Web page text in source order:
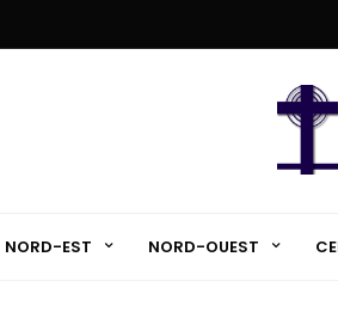
NORD-EST NORD-OUEST